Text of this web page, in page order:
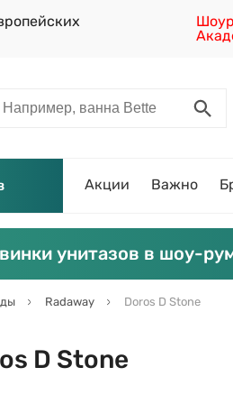
Акции Важно
унитазов в шоу-
Radaway Doros D Stone
D Stone